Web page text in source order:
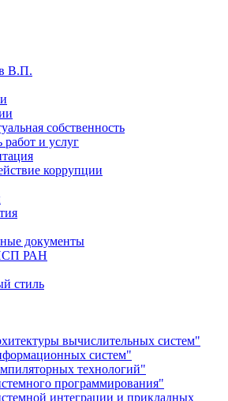
В.П.
собственность
работ и услуг
коррупции
документы
РАН
стиль
вычислительных систем"
систем"
технологий"
программирования"
интеграции и прикладных